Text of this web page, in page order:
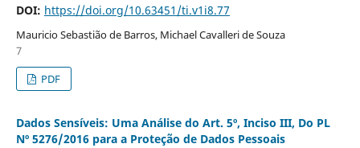
DOI: https://doi.org/10.63451/ti.v1i8.77
Mauricio Sebastião de Barros, Michael Cavalleri de Souza
7
PDF
Dados Sensíveis: Uma Análise do Art. 5º, Inciso III, Do PL
Nº 5276/2016 para a Proteção de Dados Pessoais